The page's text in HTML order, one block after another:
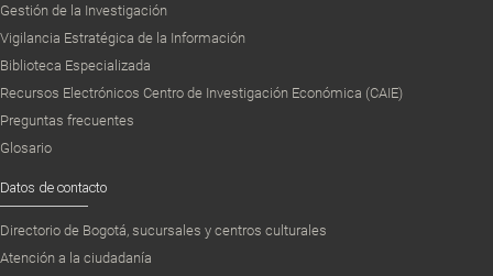
Gestión de la Investigación
Vigilancia Estratégica de la Información
Biblioteca Especializada
Recursos Electrónicos Centro de Investigación Económica (CAIE)
Preguntas frecuentes
Glosario
Datos de contacto
Directorio de Bogotá, sucursales y centros culturales
Atención a la ciudadanía